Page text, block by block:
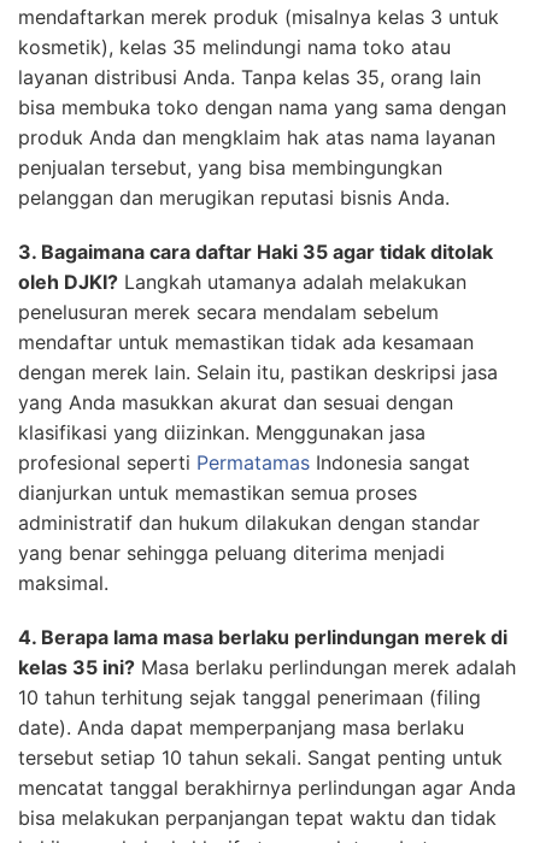
mendaftarkan merek produk (misalnya kelas 3 untuk
kosmetik), kelas 35 melindungi nama toko atau
layanan distribusi Anda. Tanpa kelas 35, orang lain
bisa membuka toko dengan nama yang sama dengan
produk Anda dan mengklaim hak atas nama layanan
penjualan tersebut, yang bisa membingungkan
pelanggan dan merugikan reputasi bisnis Anda.
3. Bagaimana cara daftar Haki 35 agar tidak ditolak
oleh DJKI? Langkah utamanya adalah melakukan
penelusuran merek secara mendalam sebelum
mendaftar untuk memastikan tidak ada kesamaan
dengan merek lain. Selain itu, pastikan deskripsi jasa
yang Anda masukkan akurat dan sesuai dengan
klasifikasi yang diizinkan. Menggunakan jasa
profesional seperti Permatamas Indonesia sangat
dianjurkan untuk memastikan semua proses
administratif dan hukum dilakukan dengan standar
yang benar sehingga peluang diterima menjadi
maksimal.
4. Berapa lama masa berlaku perlindungan merek di
kelas 35 ini? Masa berlaku perlindungan merek adalah
10 tahun terhitung sejak tanggal penerimaan (filing
date). Anda dapat memperpanjang masa berlaku
tersebut setiap 10 tahun sekali. Sangat penting untuk
mencatat tanggal berakhirnya perlindungan agar Anda
bisa melakukan perpanjangan tepat waktu dan tidak